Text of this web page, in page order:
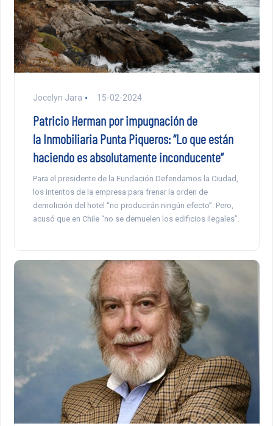
Jocelyn Jara 15-02-2024
Patricio Herman por impugnación de
la Inmobiliaria Punta Piqueros: “Lo que están
haciendo es absolutamente inconducente”
Para el presidente de la Fundación Defendamos la Ciudad,
los intentos de la empresa para frenar la orden de
demolición del hotel “no producirán ningún efecto”. Pero,
acusó que en Chile “no se demuelen los edificios ilegales”.